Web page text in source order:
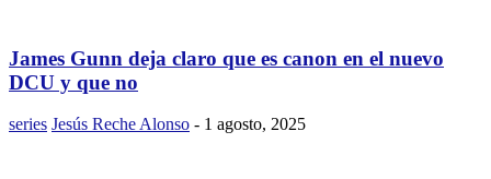
James Gunn deja claro que es canon en el nuevo
DCU y que no
series Jesús Reche Alonso - 1 agosto, 2025